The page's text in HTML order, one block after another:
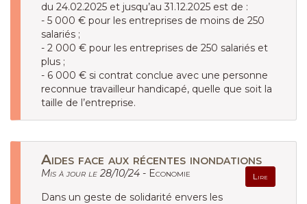
du 24.02.2025 et jusqu’au 31.12.2025 est de :
- 5 000 € pour les entreprises de moins de 250
salariés ;
- 2 000 € pour les entreprises de 250 salariés et
plus ;
- 6 000 € si contrat conclue avec une personne
reconnue travailleur handicapé, quelle que soit la
taille de l’entreprise.
Aides face aux récentes inondations
Lire
Mis à jour le 28/10/24 - Economie
Dans un geste de solidarité envers les